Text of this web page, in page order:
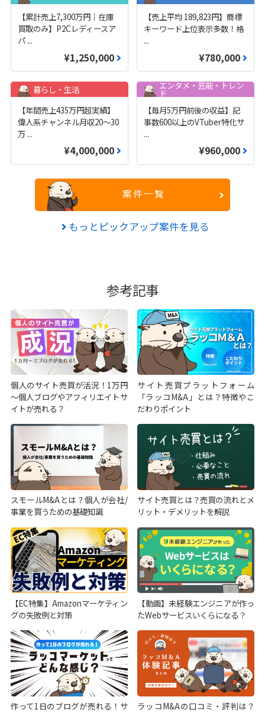
【累計売上7,300万円｜在庫
買取のみ】P2Cレディースア
パ ...
¥1,250,000
【売上平均 189,823円】商標
キーワード上位表示多数！格
...
¥780,000
暮らし・生活
【年間売上435万円超実績】
偉人系チャンネル月収20～30
万 ...
¥4,000,000
エンタメ・芸能・トレン
ド
【毎月5万円前後の収益】記
事数600以上のVTuber特化サ
...
¥960,000
案件一覧
もっとピックアップ案件を見る
参考記事
個人のサイト売買が活況！1万円
～個人ブログやアフィリエイトサ
イトが売れる？
サイト売買プラットフォーム
「ラッコM&A」とは？特徴やこ
だわりポイント
スモールM&Aとは？個人が会社/
事業を買うための基礎知識
サイト売買とは？売買の流れとメ
リット・デメリットを解説
【EC特集】Amazonマーケティン
グの失敗例と対策
【動画】未経験エンジニアが作っ
たWebサービスいくらになる？
作って1日のブログが売れる！サ
ラッコM&Aの口コミ・評判は？